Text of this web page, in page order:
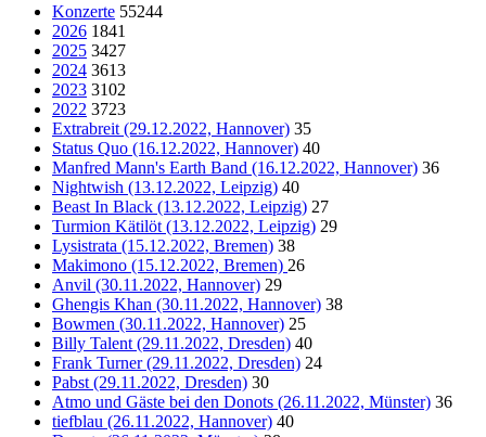
Konzerte 55244
2026 1841
2025 3427
2024 3613
2023 3102
2022 3723
Extrabreit (29.12.2022, Hannover) 35
Status Quo (16.12.2022, Hannover) 40
Manfred Mann's Earth Band (16.12.2022, Hannover) 36
Nightwish (13.12.2022, Leipzig) 40
Beast In Black (13.12.2022, Leipzig) 27
Turmion Kätilöt (13.12.2022, Leipzig) 29
Lysistrata (15.12.2022, Bremen) 38
Makimono (15.12.2022, Bremen) 26
Anvil (30.11.2022, Hannover) 29
Ghengis Khan (30.11.2022, Hannover) 38
Bowmen (30.11.2022, Hannover) 25
Billy Talent (29.11.2022, Dresden) 40
Frank Turner (29.11.2022, Dresden) 24
Pabst (29.11.2022, Dresden) 30
Atmo und Gäste bei den Donots (26.11.2022, Münster) 36
tiefblau (26.11.2022, Hannover) 40